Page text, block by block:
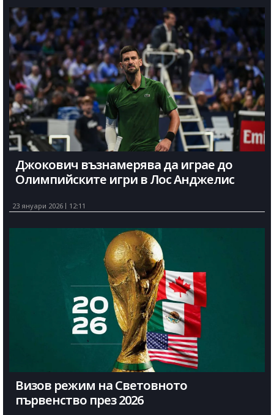
Джокович възнамерява да играе до
Олимпийските игри в Лос Анджелис
23 януари 2026 12:11
Визов режим на Световното
първенство през 2026